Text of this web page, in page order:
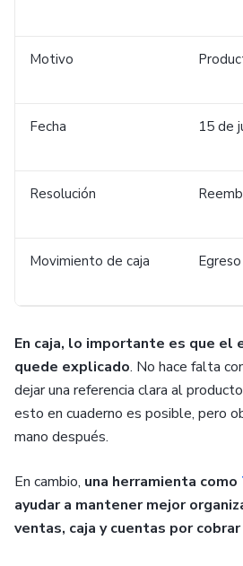
Motivo
Fecha 15 de
Resolución
Movimiento de caja
En caja, lo importante es que el
quede explicado. No hace falta
dejar una referencia clara al
esto en cuaderno es posible, pero
mano después.
En cambio, una herramienta como
ayudar a mantener mejor
ventas, caja y cuentas por